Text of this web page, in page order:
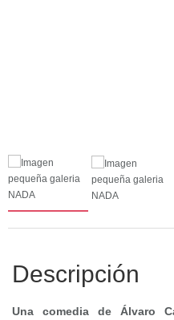
Descripción
Una comedia de Álvaro